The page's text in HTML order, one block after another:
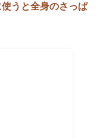
うと全身のさっぱ